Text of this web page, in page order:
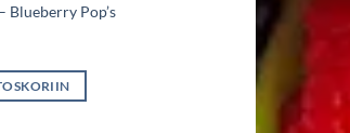
Blueberry Pop’s